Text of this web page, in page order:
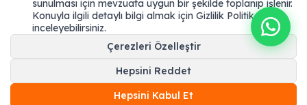
E-TicaretSistemleriyle Hazırlanmıştır.
sunulması için mevzuata uygun bir şekilde toplanıp işlenir.
Konuyla ilgili detaylı bilgi almak için Gizlilik Politikamızı
inceleyebilirsiniz.
Çerezleri Özelleştir
Hepsini Reddet
Hepsini Kabul Et